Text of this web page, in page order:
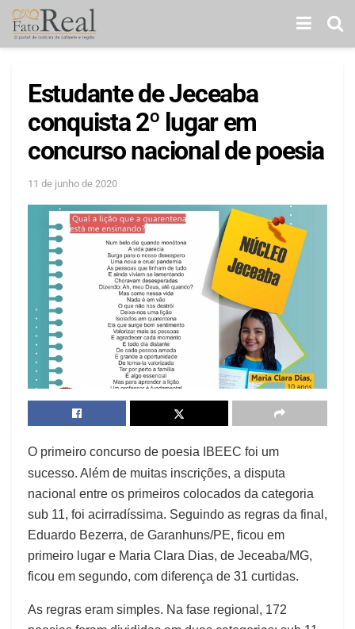
Estudante de Jeceaba
conquista 2º lugar em
concurso nacional de poesia
11 de junho de 2020
O primeiro concurso de poesia IBEEC foi um
sucesso. Além de muitas inscrições, a disputa
nacional entre os primeiros colocados da categoria
sub 11, foi acirradíssima. Seguindo as regras da final,
Eduardo Bezerra, de Garanhuns/PE, ficou em
primeiro lugar e Maria Clara Dias, de Jeceaba/MG,
ficou em segundo, com diferença de 31 curtidas.
As regras eram simples. Na fase regional, 172